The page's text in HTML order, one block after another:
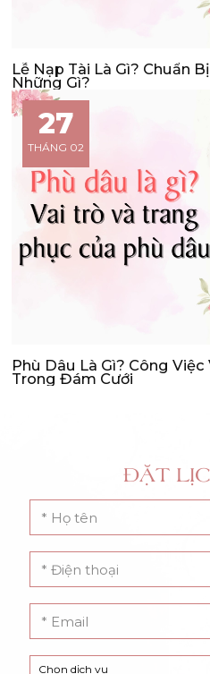
Lễ Nạp Tài Là Gì? Chuẩn
Những Gì?
27
THÁNG 02
Phù Dâu Là Gì? Công
Trong Đám Cưới
ĐẶT